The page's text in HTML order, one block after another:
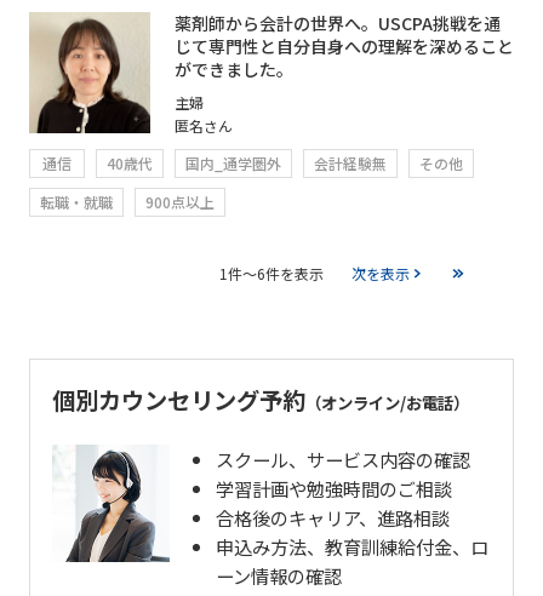
薬剤師から会計の世界へ。USCPA挑戦を通
じて専門性と自分自身への理解を深めること
ができました。
主婦
匿名さん
通信
40歳代 国内_通学圏外 会計経験無
その他
転職・就職
900点以上
1件～6件を表示 次を表示
個別カウンセリング予約（オンライン/お電話）
スクール、サービス内容の確認
学習計画や勉強時間のご相談
合格後のキャリア、進路相談
申込み方法、教育訓練給付金、ロ
ーン情報の確認